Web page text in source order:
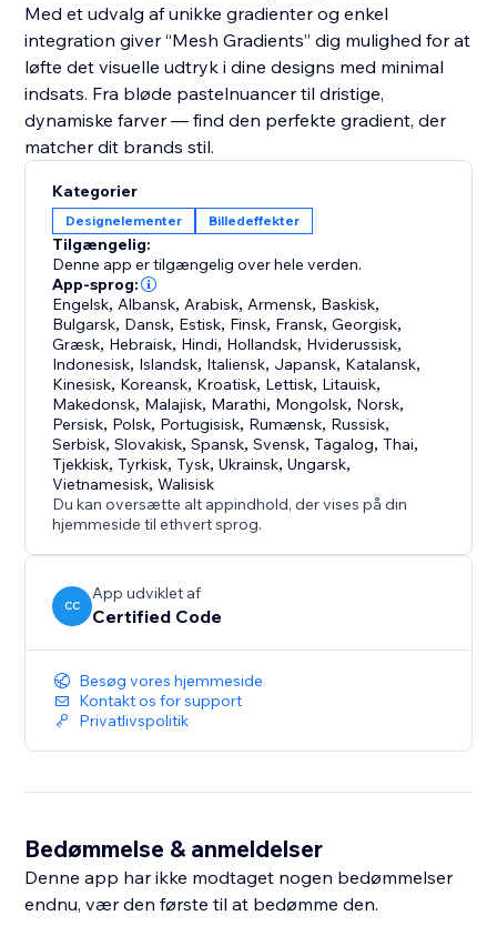
Med et udvalg af unikke gradienter og enkel
integration giver “Mesh Gradients” dig mulighed for at
løfte det visuelle udtryk i dine designs med minimal
indsats. Fra bløde pastelnuancer til dristige,
dynamiske farver — find den perfekte gradient, der
matcher dit brands stil.
Kategorier
Designelementer Billedeffekter
Tilgængelig:
Denne app er tilgængelig over hele verden.
App-sprog:
Engelsk, Albansk, Arabisk, Armensk, Baskisk,
Bulgarsk, Dansk, Estisk, Finsk, Fransk,Georgisk,
Græsk, Hebraisk, Hindi, Hollandsk, Hviderussisk,
Indonesisk, Islandsk, Italiensk, Japansk, Katalansk,
Kinesisk, Koreansk, Kroatisk, Lettisk, Litauisk,
Makedonsk, Malajisk, Marathi, Mongolsk, Norsk,
Persisk, Polsk, Portugisisk, Rumænsk, Russisk,
Serbisk,Slovakisk,Spansk,Svensk,Tagalog,Thai,
Tjekkisk,Tyrkisk,Tysk,Ukrainsk,Ungarsk,
Vietnamesisk,Walisisk
Du kan oversætte alt appindhold, der vises på din
hjemmeside til ethvert sprog.
CC
App udviklet af
Certified Code
Besøg vores hjemmeside
Kontakt os for support
Privatlivspolitik
Bedømmelse & anmeldelser
Denne app har ikke modtaget nogen bedømmelser
endnu, vær den første til at bedømme den.